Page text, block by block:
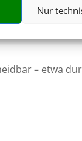
Nur
– etwa